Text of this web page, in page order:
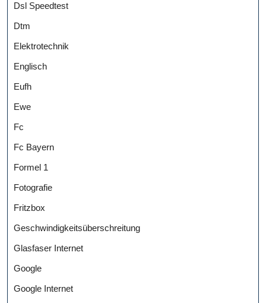
Dsl Speedtest
Dtm
Elektrotechnik
Englisch
Eufh
Ewe
Fc
Fc Bayern
Formel 1
Fotografie
Fritzbox
Geschwindigkeitsüberschreitung
Glasfaser Internet
Google
Google Internet